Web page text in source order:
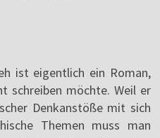
ist eigentlich ein Roman,
schreiben möchte. Weil er
Denkanstöße mit sich
Themen muss man